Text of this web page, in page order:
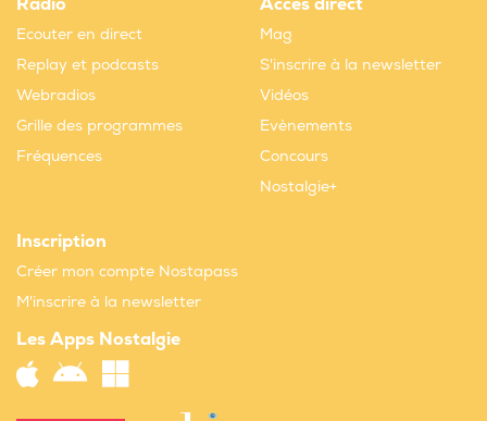
Radio
Ecouter en direct
Replay et podcasts
Webradios
Grille des programmes
Fréquences
Accès direct
Mag
S'inscrire à la newsletter
Vidéos
Evènements
Concours
Nostalgie+
Inscription
Créer mon compte Nostapass
M'inscrire à la newsletter
Les Apps Nostalgie